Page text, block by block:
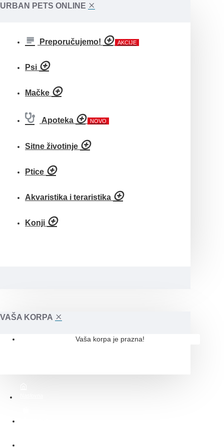
URBAN PETS ONLINE
Preporučujemo! AKCIJE
Psi
Mačke
Apoteka NOVO
Sitne životinje
Ptice
Akvaristika i teraristika
Konji
VAŠA KORPA
Vaša korpa je prazna!